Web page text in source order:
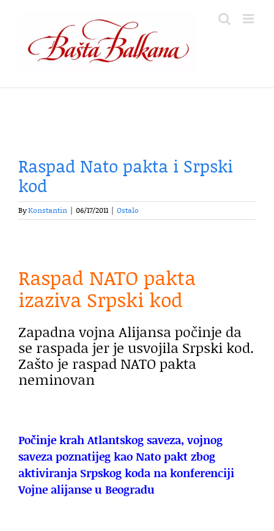
content
Raspad Nato pakta i Srpski
kod
ByKonstantin 06/17/2011 Ostalo
Raspad NATO pakta
izaziva Srpski kod
Zapadna vojna Alijansa počinje da
se raspada jer je usvojila Srpski kod.
Zašto je raspad NATO pakta
neminovan
Počinje krah Atlantskog saveza, vojnog
saveza poznatijeg kao Nato pakt zbog
aktiviranja Srpskog koda na konferenciji
Vojne alijanse u Beogradu